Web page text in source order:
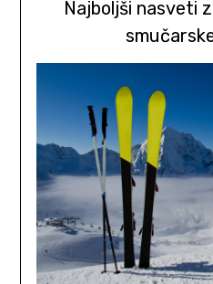
Najboljši nasveti